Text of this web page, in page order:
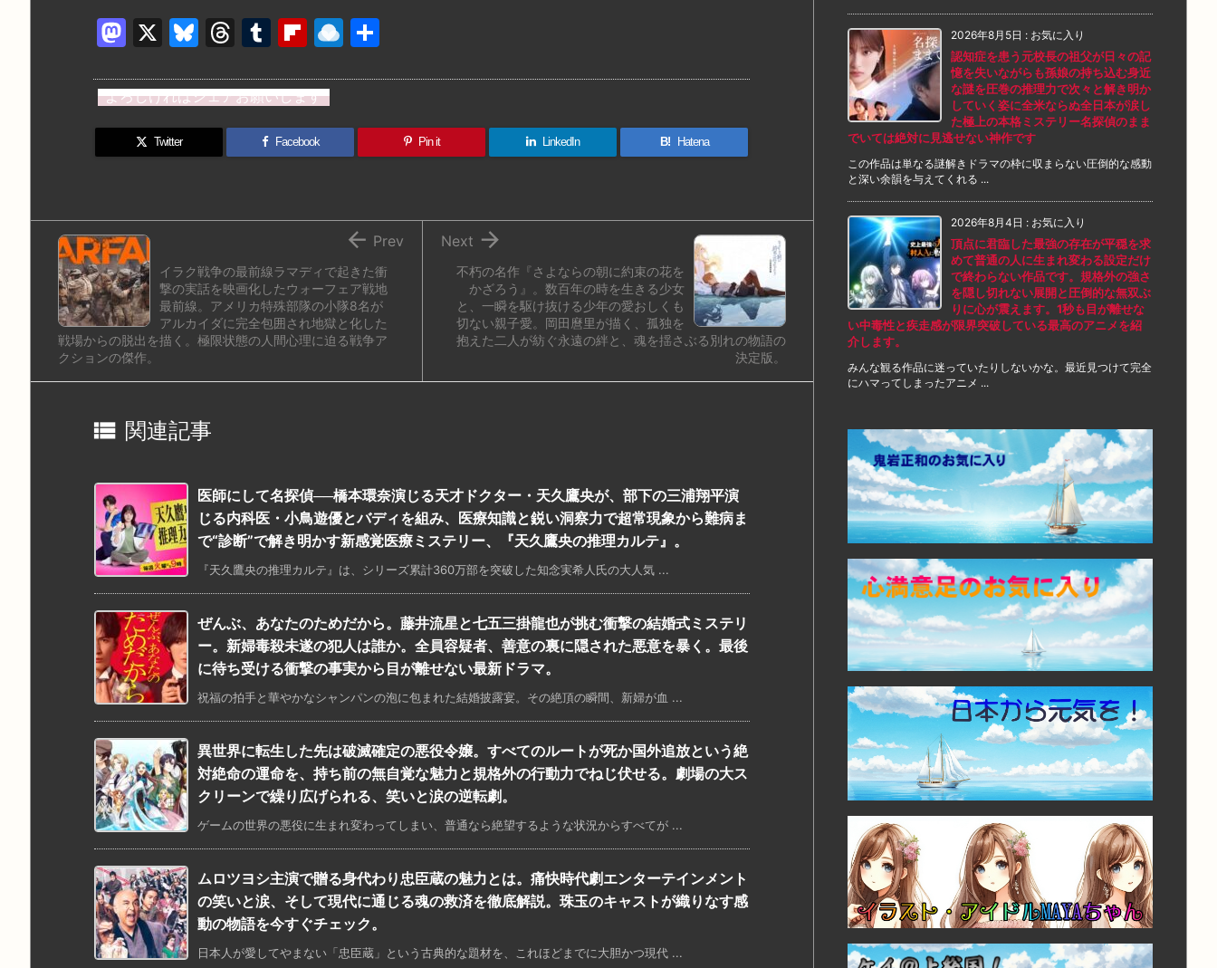
M
st
o
d
X
Bl
e
s
k
T
e
a
d
T
m
bl
r
Fl
b
o
ar
R
n
dr
o
よろしければシェアお願いします
Twitter Facebook Pin it LinkedIn B! Hatena
不朽の名作『さよならの朝に約束の花を
かざろう』。数百年の時を生きる少女
と、一瞬を駆け抜ける少年の愛おしくも
切ない親子愛。岡田麿里が描く、孤独を
抱えた二人が紡ぐ永遠の絆と、魂を揺さぶる別れの物語の
決定版。

Next
イラク戦争の最前線ラマディで起きた衝
撃の実話を映画化したウォーフェア戦地
最前線。アメリカ特殊部隊の小隊8名が
アルカイダに完全包囲され地獄と化した
戦場からの脱出を描く。極限状態の人間心理に迫る戦争ア
クションの傑作。
 Prev
 関連記事
医師にして名探偵──橋本環奈演じる天才ドクター・天久鷹央が、部下の三浦翔平演
じる内科医・小鳥遊優とバディを組み、医療知識と鋭い洞察力で超常現象から難病ま
で“診断”で解き明かす新感覚医療ミステリー、『天久鷹央の推理カルテ』。
『天久鷹央の推理カルテ』は、シリーズ累計360万部を突破した知念実希人氏の大人気 ...
ぜんぶ、あなたのためだから。藤井流星と七五三掛龍也が挑む衝撃の結婚式ミステリ
ー。新婦毒殺未遂の犯人は誰か。全員容疑者、善意の裏に隠された悪意を暴く。最後
に待ち受ける衝撃の事実から目が離せない最新ドラマ。
祝福の拍手と華やかなシャンパンの泡に包まれた結婚披露宴。その絶頂の瞬間、新婦が血 ...
異世界に転生した先は破滅確定の悪役令嬢。すべてのルートが死か国外追放という絶
対絶命の運命を、持ち前の無自覚な魅力と規格外の行動力でねじ伏せる。劇場の大ス
クリーンで繰り広げられる、笑いと涙の逆転劇。
ゲームの世界の悪役に生まれ変わってしまい、普通なら絶望するような状況からすべてが ...
ムロツヨシ主演で贈る身代わり忠臣蔵の魅力とは。痛快時代劇エンターテインメント
の笑いと涙、そして現代に通じる魂の救済を徹底解説。珠玉のキャストが織りなす感
動の物語を今すぐチェック。
日本人が愛してやまない「忠臣蔵」という古典的な題材を、これほどまでに大胆かつ現代 ...
2026年8月5日 : お気に入り
認知症を患う元校長の祖父が日々の記
憶を失いながらも孫娘の持ち込む身近
な謎を圧巻の推理力で次々と解き明か
していく姿に全米ならぬ全日本が涙し
た極上の本格ミステリー名探偵のまま
でいては絶対に見逃せない神作です
この作品は単なる謎解きドラマの枠に収まらない圧倒的な感動
と深い余韻を与えてくれる ...
2026年8月4日 : お気に入り
頂点に君臨した最強の存在が平穏を求
めて普通の人に生まれ変わる設定だけ
で終わらない作品です。規格外の強さ
を隠し切れない展開と圧倒的な無双ぶ
りに心が震えます。1秒も目が離せな
い中毒性と疾走感が限界突破している最高のアニメを紹
介します。
みんな観る作品に迷っていたりしないかな。最近見つけて完全
にハマってしまったアニメ ...